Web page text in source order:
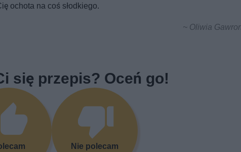
ochota na coś słodkiego.
~ Oliwia
się przepis? Oceń go!
Nie polecam